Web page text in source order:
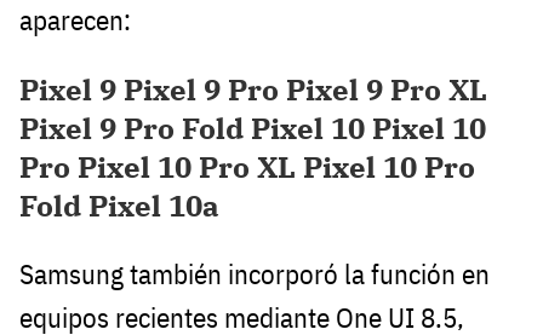
aparecen:
Pixel 9 Pixel 9 Pro Pixel 9 Pro XL
Pixel 9 Pro Fold Pixel 10 Pixel 10
Pro Pixel 10 Pro XL Pixel 10 Pro
Fold Pixel 10a
Samsung también incorporó la función en
equipos recientes mediante One UI 8.5,